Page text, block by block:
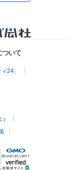
ついて
24」